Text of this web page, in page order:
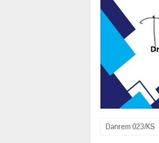
Danrem 023/KS